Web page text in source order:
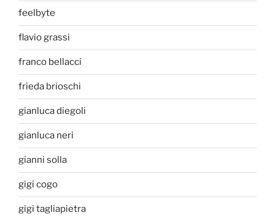
feelbyte
flavio grassi
franco bellacci
frieda brioschi
gianluca diegoli
gianluca neri
gianni solla
gigi cogo
gigi tagliapietra